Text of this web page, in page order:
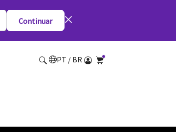
Continuar
PT / BR